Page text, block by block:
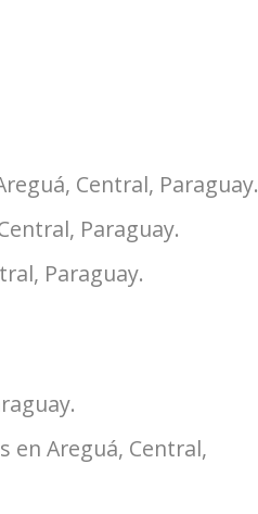
Central, Paraguay.
Paraguay.
Paraguay.
en Areguá, Central,